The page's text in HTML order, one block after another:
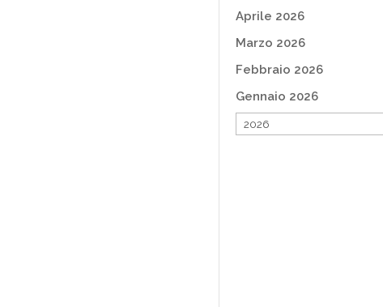
Aprile 2026
Marzo 2026
Febbraio 2026
Gennaio 2026